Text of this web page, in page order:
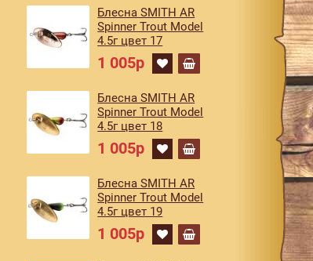
Блесна SMITH AR
Spinner Trout Model
4.5г цвет 17
1 005р
Блесна SMITH AR
Spinner Trout Model
4.5г цвет 18
1 005р
Блесна SMITH AR
Spinner Trout Model
4.5г цвет 19
1 005р